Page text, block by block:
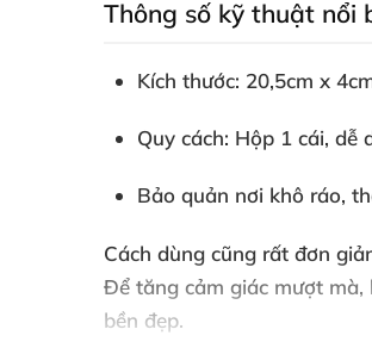
Thông số kỹ thuật nổi
Kích thước: 20,5cm x
Quy cách: Hộp 1 cái, dễ
Bảo quản nơi khô ráo,
Cách dùng cũng rất đơn
Để tăng cảm giác mượt mà,
bền đẹp.